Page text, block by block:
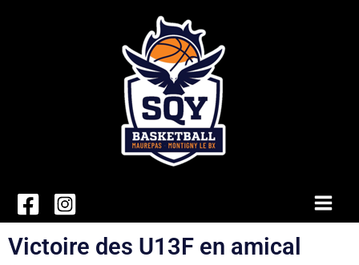
Main
Victoire des U13F en amical